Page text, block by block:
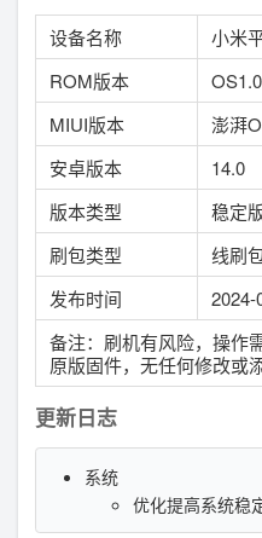
设备名称
小米
ROM版本
MIUI版本
澎湃
安卓版本
14.0
版本类型
稳定
刷包类型
线刷
发布时间
2024-
备注：刷机有风险，操作
原版固件，无任何修改或添
更新日志
系统
优化提高系统稳